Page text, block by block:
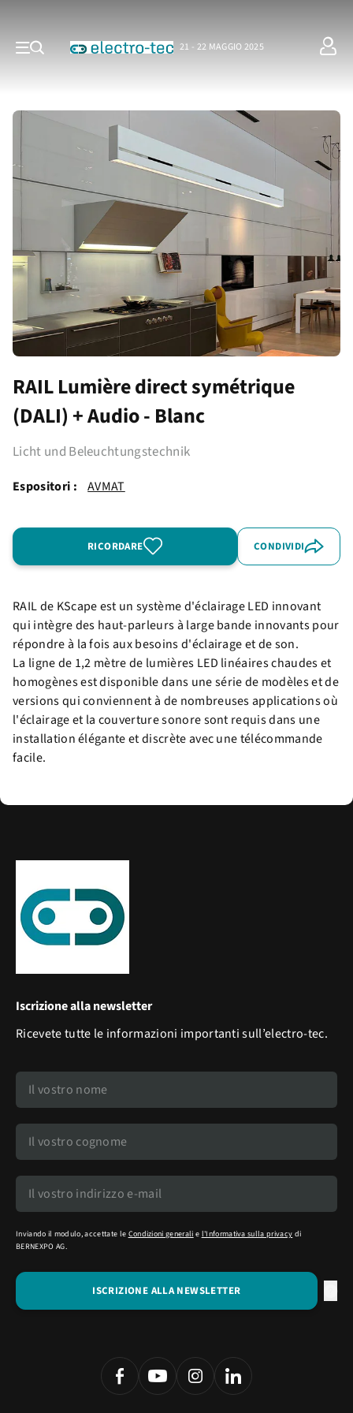
21 - 22 MAGGIO 2025
RAIL Lumière direct symétrique
(DALI) + Audio - Blanc
Licht und Beleuchtungstechnik
Espositori : AVMAT
RICORDARE CONDIVIDI
RAIL de KScape est un système d'éclairage LED innovant
qui intègre des haut-parleurs à large bande innovants pour
répondre à la fois aux besoins d'éclairage et de son.
La ligne de 1,2 mètre de lumières LED linéaires chaudes et
homogènes est disponible dans une série de modèles et de
versions qui conviennent à de nombreuses applications où
l'éclairage et la couverture sonore sont requis dans une
installation élégante et discrète avec une télécommande
facile.
Iscrizione alla newsletter
Ricevete tutte le informazioni importanti sull’electro-tec.
Inviando il modulo, accettate le Condizioni generali e l'Informativa sulla privacy di
BERNEXPO AG.